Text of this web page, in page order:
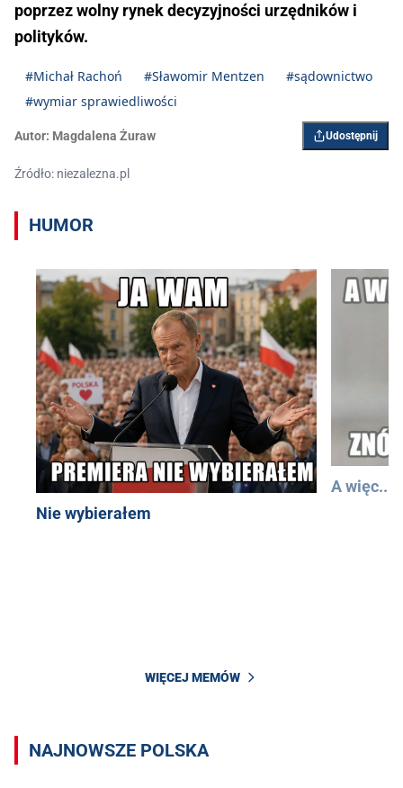
poprzez wolny rynek decyzyjności urzędników i
polityków.
#Michał Rachoń #Sławomir Mentzen
#sądownictwo
#wymiar sprawiedliwości
Autor: Magdalena Żuraw Udostępnij
Źródło: niezalezna.pl
HUMOR
Nie wybierałem
A więc...
WIĘCEJ MEMÓW
NAJNOWSZE POLSKA